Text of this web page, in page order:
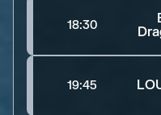
18:30
19:45